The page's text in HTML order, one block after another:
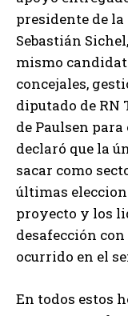
presidente de la
Sebastián
mismo
concejales,
diputado de RN
de Paulsen
declaró que la
sacar como
últimas
proyecto y los
desafección
ocurrido en el
En todos estos